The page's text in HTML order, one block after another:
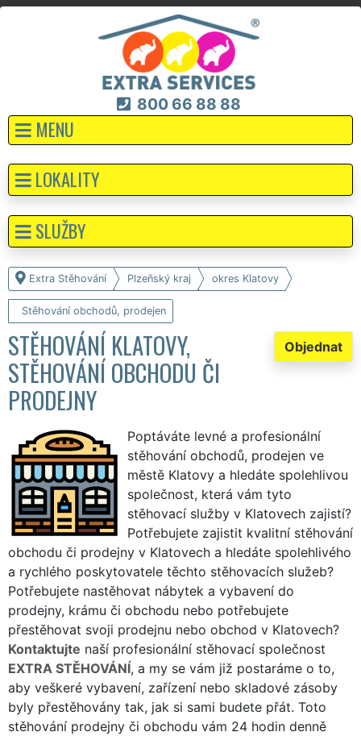
800 66 88 88
MENU
Extra Stěhování Plzeňský kraj okres Klatovy
Stěhování obchodů, prodejen
Objednat
STĚHOVÁNÍ KLATOVY,
STĚHOVÁNÍ OBCHODU ČI
PRODEJNY
Poptáváte levné a profesionální
stěhování obchodů, prodejen ve
městě Klatovy a hledáte spolehlivou
společnost, která vám tyto
stěhovací služby v Klatovech zajistí?
Potřebujete zajistit kvalitní stěhování
obchodu či prodejny v Klatovech a hledáte spolehlivého
a rychlého poskytovatele těchto stěhovacích služeb?
Potřebujete nastěhovat nábytek a vybavení do
prodejny, krámu či obchodu nebo potřebujete
přestěhovat svoji prodejnu nebo obchod v Klatovech?
Kontaktujte naší profesionální stěhovací společnost
EXTRA STĚHOVÁNÍ, a my se vám již postaráme o to,
aby veškeré vybavení, zařízení nebo skladové zásoby
byly přestěhovány tak, jak si sami budete přát. Toto
stěhování prodejny či obchodu vám 24 hodin denně
LOKALITY
SLUŽBY